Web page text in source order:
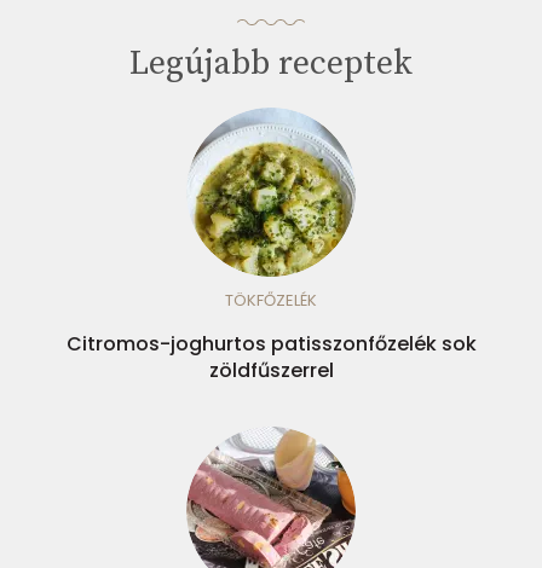
Legújabb receptek
TÖKFŐZELÉK
Citromos-joghurtos patisszonfőzelék sok
zöldfűszerrel